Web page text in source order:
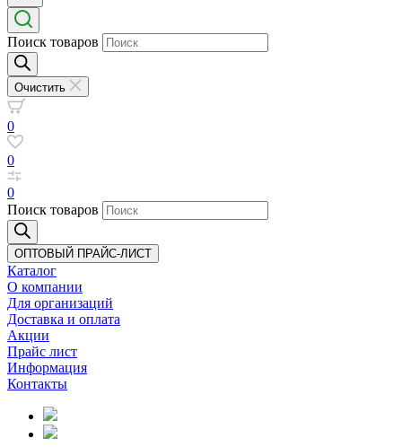
Поиск товаров
Очистить
0
0
0
Поиск товаров
ОПТОВЫЙ ПРАЙС-ЛИСТ
Каталог
О компании
Для организаций
Доставка и оплата
Акции
Прайс лист
Информация
Контакты